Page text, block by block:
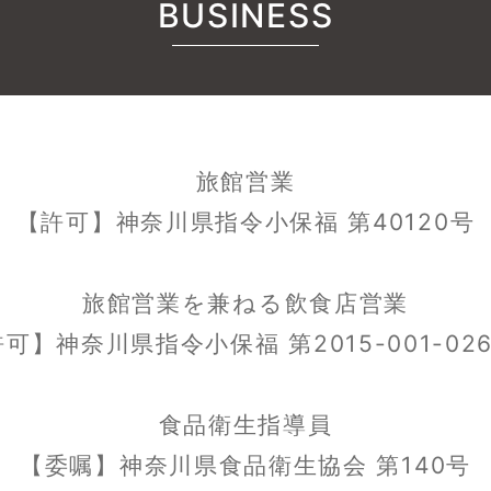
BUSINESS
旅館営業
【許可】神奈川県指令小保福 第40120号
旅館営業を兼ねる飲食店営業
可】神奈川県指令小保福 第2015-001-
食品衛生指導員
【委嘱】神奈川県食品衛生協会 第140号